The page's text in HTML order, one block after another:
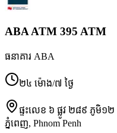
ABA ATM 395 ATM
ធនាគារ ABA
២៤ ម៉ោង/៧ ថ្ងៃ
ផ្ទះលេខ ៦ ផ្លូវ ២៨៩ ភូមិ
ភ្នំពេញ, Phnom Penh